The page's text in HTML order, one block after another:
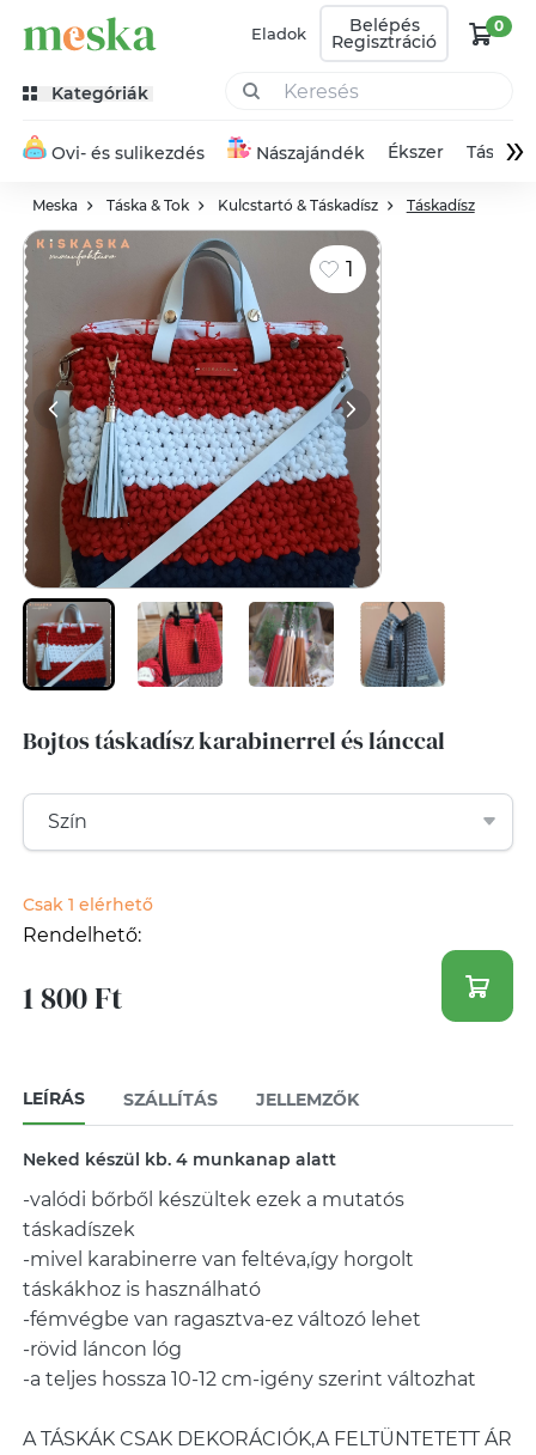
Eladok Belépés
Regisztráció
0
Kategóriák
Ovi- és sulikezdés Nászajándék Ékszer Táska»
Meska Táska & Tok Kulcstartó & Táskadísz Táskadísz
1
Bojtos táskadísz karabinerrel és lánccal
Csak 1 elérhető
Rendelhető:
1 800 Ft
LEÍRÁS SZÁLLÍTÁS JELLEMZŐK
Neked készül kb. 4 munkanap alatt
-valódi bőrből készültek ezek a mutatós
táskadíszek
-mivel karabinerre van feltéva,így horgolt
táskákhoz is használható
-fémvégbe van ragasztva-ez változó lehet
-rövid láncon lóg
-a teljes hossza 10-12 cm-igény szerint változhat
A TÁSKÁK CSAK DEKORÁCIÓK,A FELTÜNTETETT ÁR